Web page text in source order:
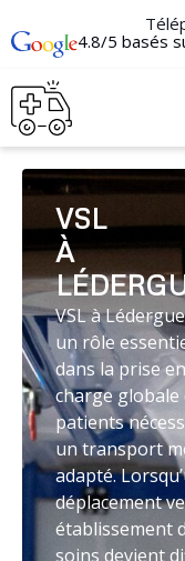
4.8/5 basés
VSL
À
VSL à
un rôle
dans la prise en
charge globale
patients
un transport
adapté.
déplacement
établissement
soins devient